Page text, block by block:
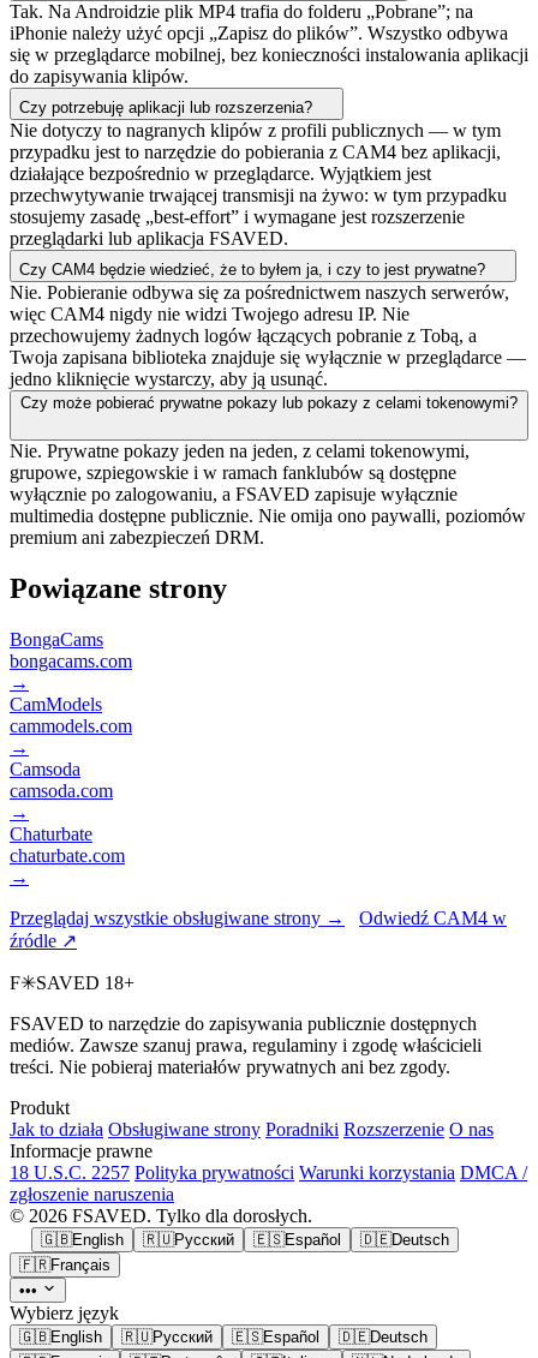
Tak. Na Androidzie plik MP4 trafia do folderu „Pobrane”; na
iPhonie należy użyć opcji „Zapisz do plików”. Wszystko odbywa
się w przeglądarce mobilnej, bez konieczności instalowania aplikacji
do zapisywania klipów.
Czy potrzebuję aplikacji lub rozszerzenia?
Nie dotyczy to nagranych klipów z profili publicznych — w tym
przypadku jest to narzędzie do pobierania z CAM4 bez aplikacji,
działające bezpośrednio w przeglądarce. Wyjątkiem jest
przechwytywanie trwającej transmisji na żywo: w tym przypadku
stosujemy zasadę „best-effort” i wymagane jest rozszerzenie
przeglądarki lub aplikacja FSAVED.
Czy CAM4 będzie wiedzieć, że to byłem ja, i czy to jest prywatne?
Nie. Pobieranie odbywa się za pośrednictwem naszych serwerów,
więc CAM4 nigdy nie widzi Twojego adresu IP. Nie
przechowujemy żadnych logów łączących pobranie z Tobą, a
Twoja zapisana biblioteka znajduje się wyłącznie w przeglądarce —
jedno kliknięcie wystarczy, aby ją usunąć.
Czy może pobierać prywatne pokazy lub pokazy z celami tokenowymi?
Nie. Prywatne pokazy jeden na jeden, z celami tokenowymi,
grupowe, szpiegowskie i w ramach fanklubów są dostępne
wyłącznie po zalogowaniu, a FSAVED zapisuje wyłącznie
multimedia dostępne publicznie. Nie omija ono paywalli, poziomów
premium ani zabezpieczeń DRM.
Powiązane strony
BongaCams
bongacams.com
→
CamModels
cammodels.com
→
Camsoda
camsoda.com
→
Chaturbate
chaturbate.com
→
Przeglądaj wszystkie obsługiwane strony →
Odwiedź CAM4 w
źródle ↗
F✳SAVED 18+
FSAVED to narzędzie do zapisywania publicznie dostępnych
mediów. Zawsze szanuj prawa, regulaminy i zgodę właścicieli
treści. Nie pobieraj materiałów prywatnych ani bez zgody.
Produkt
Jak to działa Obsługiwane strony Poradniki Rozszerzenie O nas
Informacje prawne
18 U.S.C. 2257 Polityka prywatności Warunki korzystania DMCA /
zgłoszenie naruszenia
© 2026 FSAVED. Tylko dla dorosłych.
🇬🇧English 🇷🇺Русский 🇪🇸Español 🇩🇪Deutsch
🇫🇷Français
•••
Wybierz język
🇬🇧English 🇷🇺Русский 🇪🇸Español 🇩🇪Deutsch